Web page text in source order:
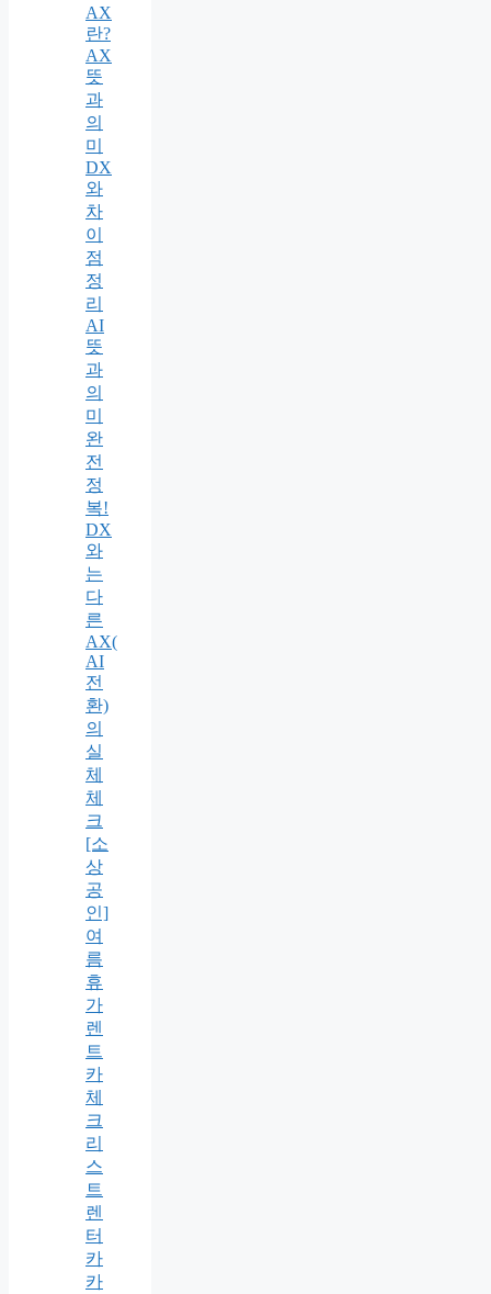
AX
란?
AX
뜻
과
의
미
DX
와
차
이
점
정
리
AI
뜻
과
의
미
완
전
정
복!
DX
와
는
다
른
AX(
AI
전
환)
의
실
체
체
크
[소
상
공
인]
여
름
휴
가
렌
트
카
체
크
리
스
트
렌
터
카
카